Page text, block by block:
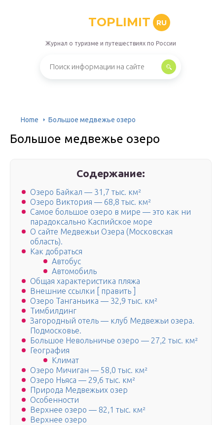
TOPLIMIT RU
Журнал о туризме и путешествиях по России
Home Большое медвежье озеро
Большое медвежье озеро
Содержание:
Озеро Байкал — 31,7 тыс. км²
Озеро Виктория — 68,8 тыс. км²
Самое большое озеро в мире — это как ни
парадоксально Каспийское море
О сайте Медвежьи Озера (Московская
область).
Как добраться
Автобус
Автомобиль
Общая характеристика пляжа
Внешние ссылки [ править ]
Озеро Танганьика — 32,9 тыс. км²
Тимбилдинг
Загородный отель — клуб Медвежьи озера.
Подмосковье.
Большое Невольничье озеро — 27,2 тыс. км²
География
Климат
Озеро Мичиган — 58,0 тыс. км²
Озеро Ньяса — 29,6 тыс. км²
Природа Медвежьих озер
Особенности
Верхнее озеро — 82,1 тыс. км²
Верхнее озеро